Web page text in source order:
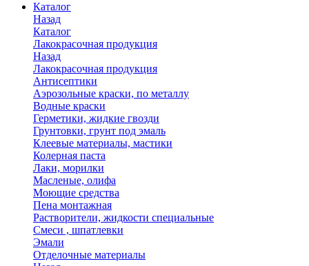
Каталог
Назад
Каталог
Лакокрасочная продукция
Назад
Лакокрасочная продукция
Антисептики
Аэрозольные краски, по металлу
Водные краски
Герметики, жидкие гвозди
Грунтовки, грунт под эмаль
Клеевые материалы, мастики
Колерная паста
Лаки, морилки
Масленые, олифа
Моющие средства
Пена монтажная
Растворители, жидкости специальные
Смеси , шпатлевки
Эмали
Отделочные материалы